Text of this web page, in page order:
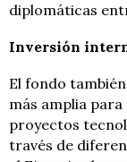
diplomáticas
Inversión
El fondo
más amplia
proyectos
través de